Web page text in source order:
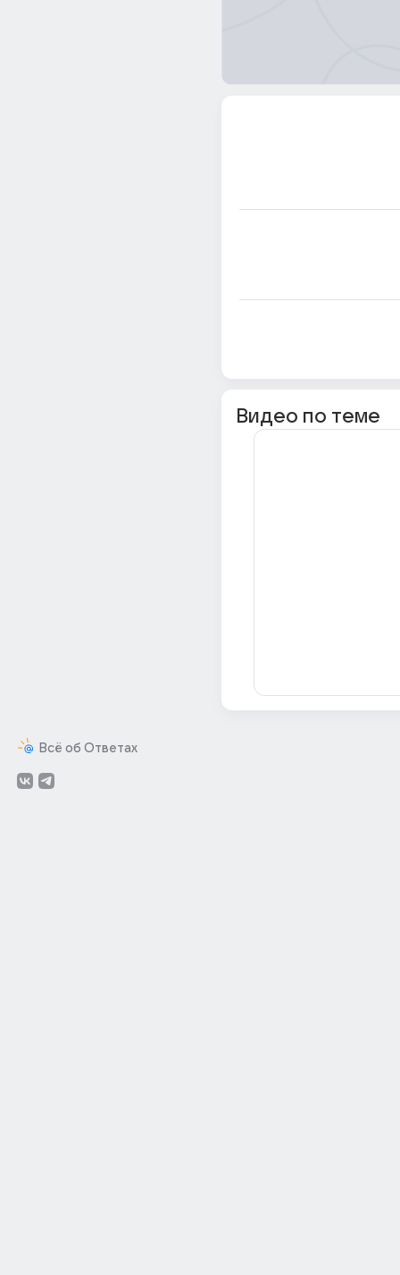
Всё об Ответах
Видео по теме